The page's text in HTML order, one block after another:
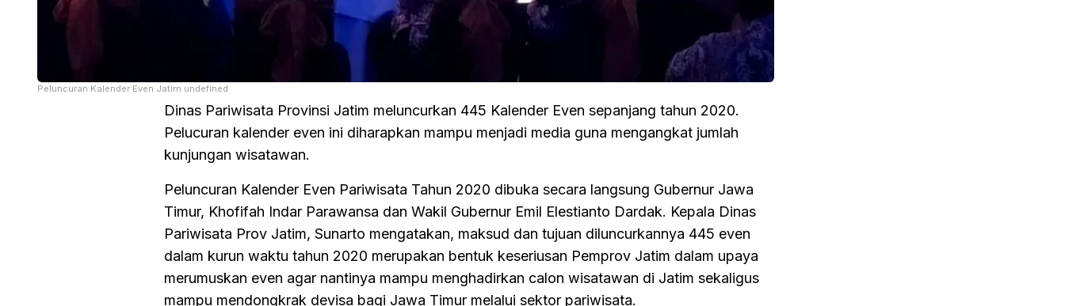
Peluncuran Kalender Even Jatim undefined
Dinas Pariwisata Provinsi Jatim meluncurkan 445 Kalender Even sepanjang tahun 2020.
Pelucuran kalender even ini diharapkan mampu menjadi media guna mengangkat jumlah
kunjungan wisatawan.
Peluncuran Kalender Even Pariwisata Tahun 2020 dibuka secara langsung Gubernur Jawa
Timur, Khofifah Indar Parawansa dan Wakil Gubernur Emil Elestianto Dardak. Kepala Dinas
Pariwisata Prov Jatim, Sunarto mengatakan, maksud dan tujuan diluncurkannya 445 even
dalam kurun waktu tahun 2020 merupakan bentuk keseriusan Pemprov Jatim dalam upaya
merumuskan even agar nantinya mampu menghadirkan calon wisatawan di Jatim sekaligus
mampu mendongkrak devisa bagi Jawa Timur melalui sektor pariwisata.